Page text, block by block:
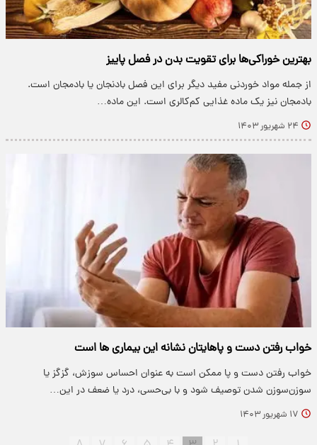
بهترین خوراکی‌ها برای تقویت بدن در فصل پاییز
از جمله مواد خوردنی مفید دیگر برای این فصل بادنجان یا بادمجان است.
بادمجان نیز یک ماده غذایی کم‌کالری است. این ماده…
۲۴ شهریور ۱۴۰۳
خواب رفتن دست و پاهایتان نشانه این بیماری ها است
خواب رفتن دست و پا ممکن است به عنوان احساس سوزش، گزگز یا
سوزن‌سوزن شدن توصیف شود و با بی‌حسی، درد یا ضعف در این…
۱۷ شهریور ۱۴۰۳